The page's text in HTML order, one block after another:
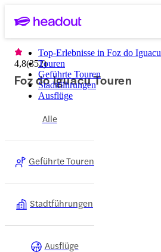
Top-Erlebnisse in Foz do Iguacu
Touren
Geführte Touren
Stadtführungen
Ausflüge
4,8(352)
Foz do Iguacu Touren
Alle
Geführte Touren
Stadtführungen
Ausflüge